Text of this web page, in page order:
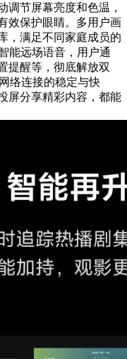
调节屏幕亮度和色温，
效保护眼睛。多用户画
，满足不同家庭成员的
能远场语音，用户通
提醒等，彻底解放双
络连接的稳定与快
屏分享精彩内容，都能